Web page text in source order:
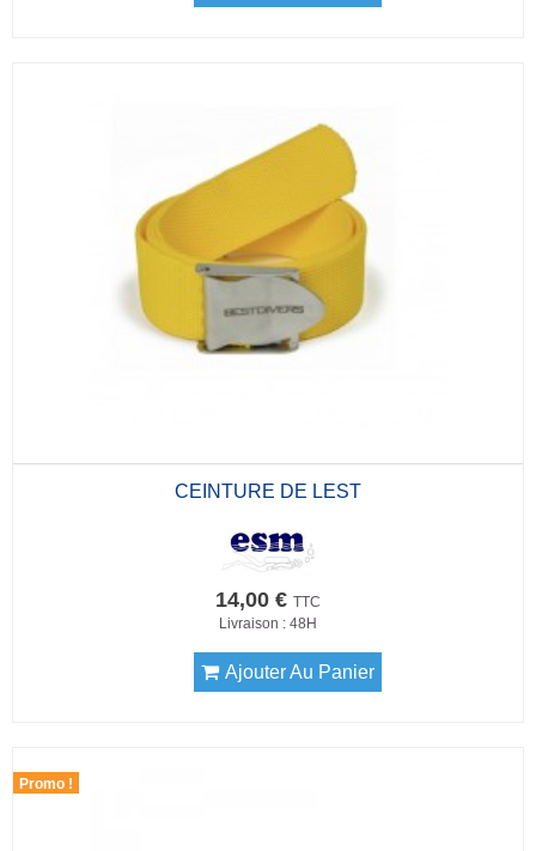
CEINTURE DE LEST
14,00 € TTC
Livraison : 48H
Ajouter Au Panier
Promo !